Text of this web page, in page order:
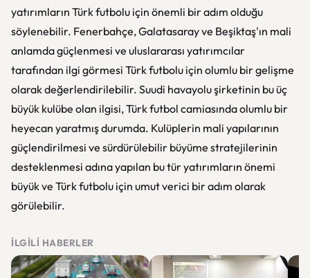
yatırımların Türk futbolu için önemli bir adım olduğu
söylenebilir. Fenerbahçe, Galatasaray ve Beşiktaş'ın mali
anlamda güçlenmesi ve uluslararası yatırımcılar
tarafından ilgi görmesi Türk futbolu için olumlu bir gelişme
olarak değerlendirilebilir. Suudi havayolu şirketinin bu üç
büyük kulübe olan ilgisi, Türk futbol camiasında olumlu bir
heyecan yaratmış durumda. Kulüplerin mali yapılarının
güçlendirilmesi ve sürdürülebilir büyüme stratejilerinin
desteklenmesi adına yapılan bu tür yatırımların önemi
büyük ve Türk futbolu için umut verici bir adım olarak
görülebilir.
İLGILI HABERLER